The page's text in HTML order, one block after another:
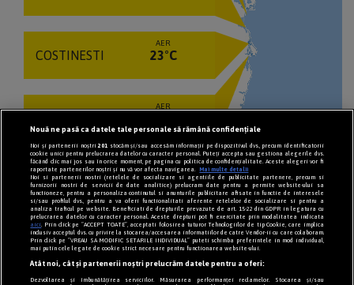
COSTINESTI
AER
23°C
AER
VEZI TOATE STATIUNILE
Nouă ne pasă ca datele tale personale să rămână confidențiale
Noi și partenerii noștri201 stocăm și/sau accesăm informații pe dispozitivul dvs., precum identificatorii
cookie unici pentru prelucrarea datelor cu caracter personal. Puteți accepta sau gestiona alegerile dvs.
făcând clic mai jos sau în orice moment, pe pagina cu politica de confidențialitate. Aceste alegeri vor fi
raportate partenerilor noștri și nu vă vor afecta navigarea.
Mai multe detalii
Noi si partenerii nostri (retelele de socializare si agentiile de publicitate partenere, precum si
furnizorii nostri de servicii de date analitice) prelucram date pentru a permite website-ului sa
functioneze, pentru a personaliza continutul si anunturile publicitare afisate in functie de interesele
si/sau profilul dvs., pentru a va oferi functionalitati aferente retelelor de socializare si pentru a
analiza traficul pe website. Beneficiati de drepturile prevazute de art. 15-22 din GDPR in legatura cu
prelucrarea datelor cu caracter personal. Aceste drepturi pot fi exercitate prin modalitatea indicata
aici . Prin click pe “ACCEPT TOATE”, acceptati folosirea tuturor Tehnologiilor de tip Cookie, care implica
inclusiv acceptul dvs. cu privire la stocarea/accesarea informatiilor de catre Vendor-ii cu care colaboram.
Prin click pe “VREAU SA MODIFIC SETARILE INDIVIDUAL” puteti schimba preferintele in mod individual,
mai putin cele legate de cookie strict necesare pentru functionarea website-ului.
Atât noi, cât și partenerii noștri prelucrăm datele pentru a oferi:
Dezvoltarea și îmbunătățirea serviciilor. Măsurarea performanței reclamelor. Stocarea și/sau